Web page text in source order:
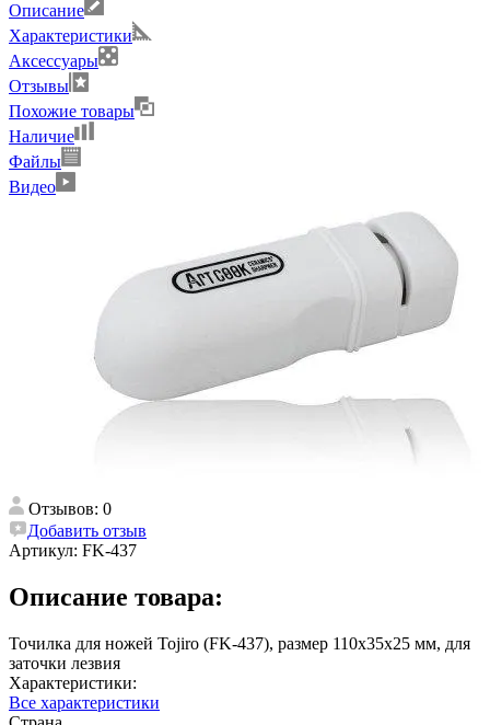
Описание
Характеристики
Аксессуары
Отзывы
Похожие товары
Наличие
Файлы
Видео
Отзывов: 0
Добавить отзыв
Артикул: FK-437
Описание товара:
Точилка для ножей Tojiro (FK-437), размер 110х35х25 мм, для
заточки лезвия
Характеристики:
Все характеристики